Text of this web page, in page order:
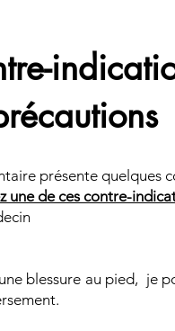
présente quelques
une de ces contre-
blessure au pied, je